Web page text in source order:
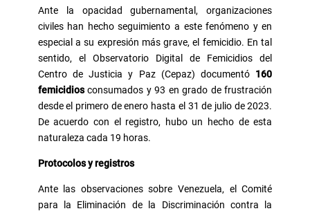
Ante la opacidad gubernamental, organizaciones
civiles han hecho seguimiento a este fenómeno y en
especial a su expresión más grave, el femicidio. En tal
sentido, el Observatorio Digital de Femicidios del
Centro de Justicia y Paz (Cepaz) documentó 160
femicidiosconsumados y 93 en grado de frustración
desde el primero de enero hasta el 31 de julio de 2023.
De acuerdo con el registro, hubo un hecho de esta
naturaleza cada 19 horas.
Protocolos y registros
Ante las observaciones sobre Venezuela, el Comité
para la Eliminación de la Discriminación contra la